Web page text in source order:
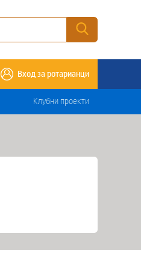
Вход за ротарианци
Клубни проекти